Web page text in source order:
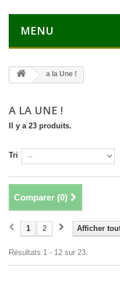
MENU
a la Une !
A LA UNE !
Il y a 23 produits.
Tri
Comparer (0)
Afficher
1 2
Résultats 1 - 12 sur 23.